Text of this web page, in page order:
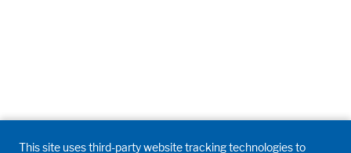
This site uses third-party website tracking technologies to